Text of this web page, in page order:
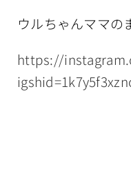
ウルちゃんママの
https://